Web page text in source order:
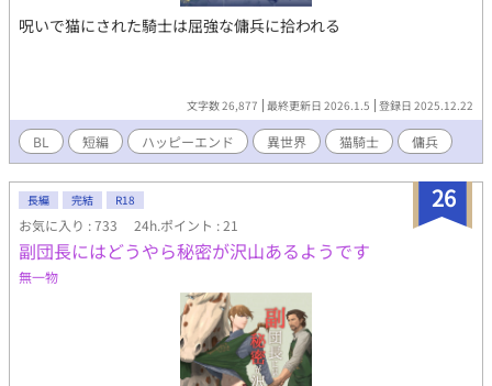
呪いで猫にされた騎士は屈強な傭兵に拾われる
文字数 26,877 最終更新日 2026.1.5 登録日 2025.12.22
BL 短編 ハッピーエンド 異世界 猫騎士 傭兵
26
長編 完結 R18
お気に入り : 733 24h.ポイント : 21
副団長にはどうやら秘密が沢山あるようです
無一物